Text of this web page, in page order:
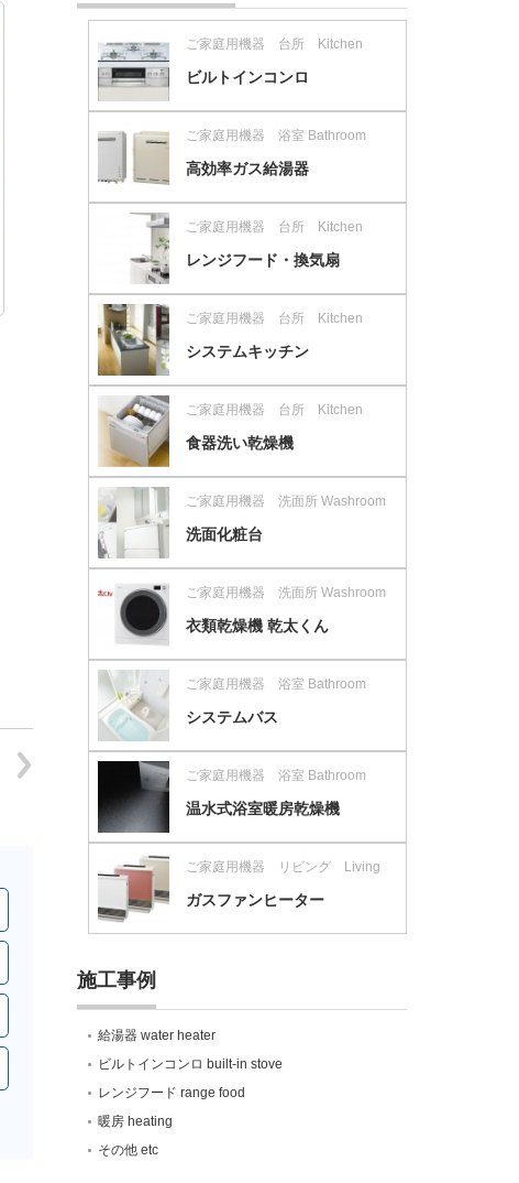
ご家庭用機器 台所 Kitchen
ビルトインコンロ
ご家庭用機器 浴室 Bathroom
高効率ガス給湯器
ご家庭用機器 台所 Kitchen
レンジフード・換気扇
ご家庭用機器 台所 Kitchen
システムキッチン
ご家庭用機器 台所 Kitchen
食器洗い乾燥機
ご家庭用機器 洗面所 Washroom
洗面化粧台
ご家庭用機器 洗面所 Washroom
衣類乾燥機 乾太くん
ご家庭用機器 浴室 Bathroom
システムバス
ご家庭用機器 浴室 Bathroom
温水式浴室暖房乾燥機
ご家庭用機器 リビング Living
ガスファンヒーター
施工事例
給湯器 water heater
ビルトインコンロ built-in stove
レンジフード range food
暖房 heating
その他 etc